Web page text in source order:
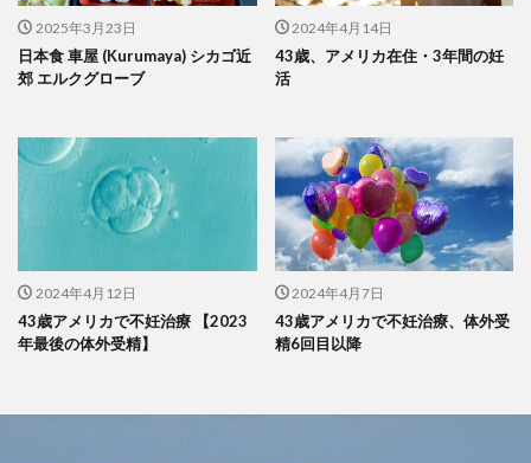
2025年3月23日
日本食 車屋 (Kurumaya) シカゴ近
郊 エルクグローブ
2024年4月14日
43歳、アメリカ在住・3年間の妊
活
2024年4月12日
43歳アメリカで不妊治療 【2023
年最後の体外受精】
2024年4月7日
43歳アメリカで不妊治療、体外受
精6回目以降